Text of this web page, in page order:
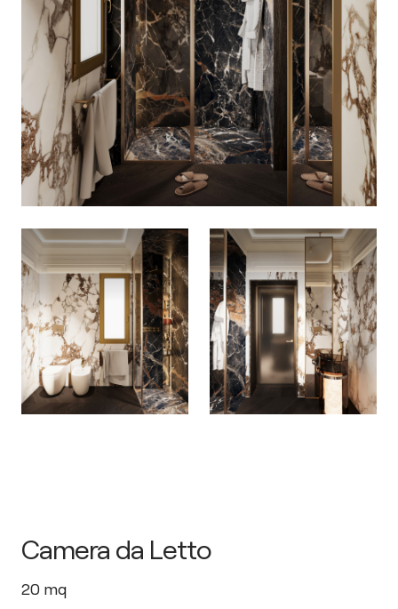
Camera da Letto
20 mq